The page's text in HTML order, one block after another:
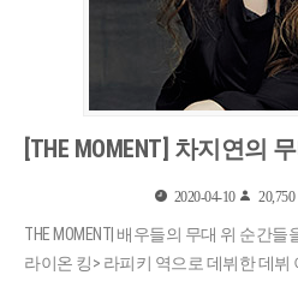
[THE MOMENT] 차지연의
2020-04-10 20,750
THE MOMENT| 배우들의 무대 위 순간들을 살펴본다. 차
라이온 킹> 라피키 역으로 데뷔한 데뷔